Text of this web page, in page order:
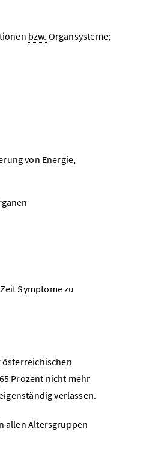
bzw. Organsysteme;
von Energie,
Symptome zu
österreichischen
65 Prozent nicht mehr
verlassen.
allen Altersgruppen